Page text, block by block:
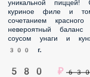
уникальной пиццей!
куриное филе и
сочетанием
невероятный
соусом унаги и
300 г.
580 ₽